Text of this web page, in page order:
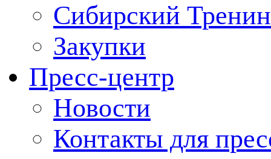
Сибирский
Закупки
Пресс-центр
Новости
Контакты для